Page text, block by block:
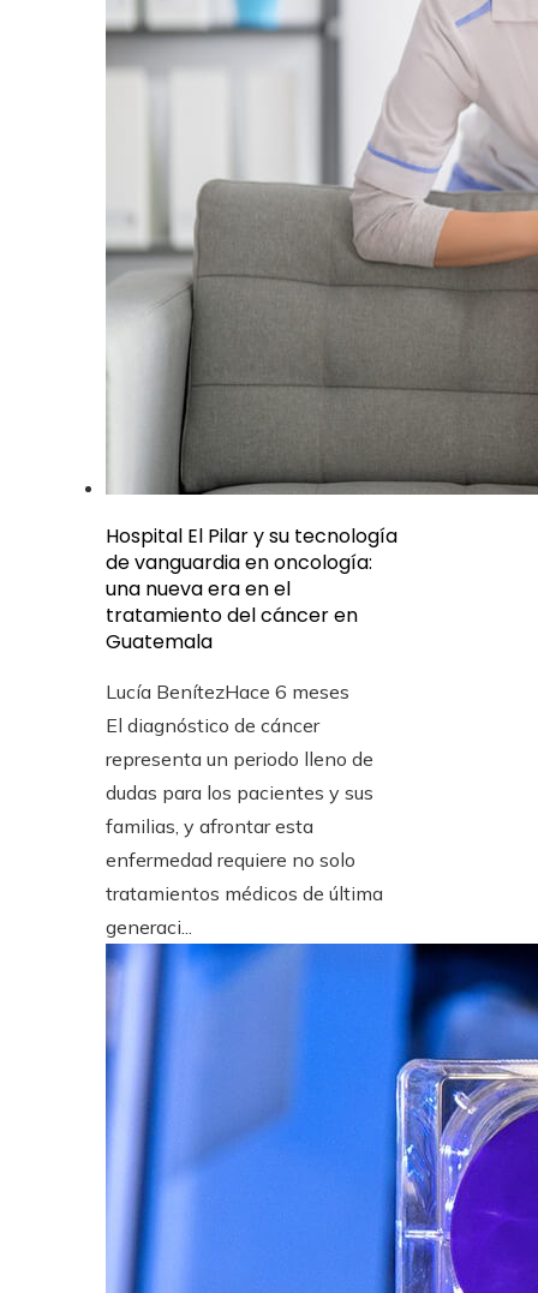
Hospital El Pilar y su tecnología
de vanguardia en oncología:
una nueva era en el
tratamiento del cáncer en
Guatemala
Lucía BenítezHace 6 meses
El diagnóstico de cáncer
representa un periodo lleno de
dudas para los pacientes y sus
familias, y afrontar esta
enfermedad requiere no solo
tratamientos médicos de última
generaci...